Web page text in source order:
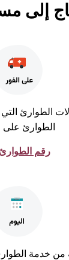
إلى
التي تُهدد
على الفور.
رقم الطوارئ 112
الطوارئ